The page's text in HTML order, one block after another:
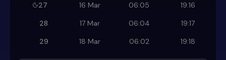
27
16 Mar 06:05
19:16
28
17 Mar 06:04
19:17
29
18 Mar 06:02 19:18